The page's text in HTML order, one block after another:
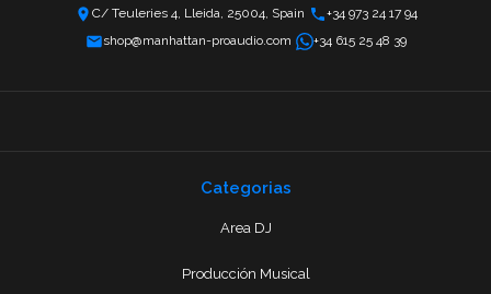
C/ Teuleries 4, Lleida, 25004, Spain
+34 973 24 17 94
shop@manhattan-proaudio.com
+34 615 25 48 39
Categorias
Area DJ
Producción Musical